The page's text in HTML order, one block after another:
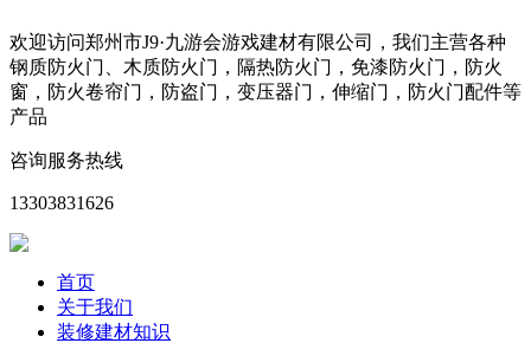
欢迎访问郑州市J9·九游会游戏建材有限公司，我们主营各种
钢质防火门、木质防火门，隔热防火门，免漆防火门，防火
窗，防火卷帘门，防盗门，变压器门，伸缩门，防火门配件等
产品
咨询服务热线
13303831626
首页
关于我们
装修建材知识